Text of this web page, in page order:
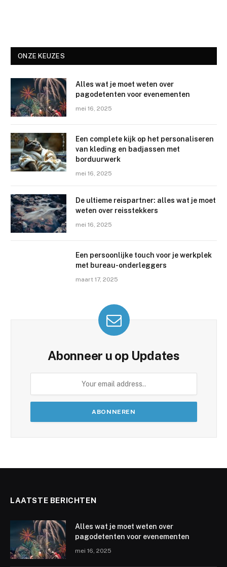
ONZE KEUZES
Alles wat je moet weten over
pagodetenten voor evenementen
mei 16, 2025
Een complete kijk op het personaliseren
van kleding en badjassen met
borduurwerk
mei 16, 2025
De ultieme reispartner: alles wat je moet
weten over reisstekkers
mei 16, 2025
Een persoonlijke touch voor je werkplek
met bureau-onderleggers
maart 17, 2025
Abonneer u op Updates
LAATSTE BERICHTEN
Alles wat je moet weten over
pagodetenten voor evenementen
mei 16, 2025